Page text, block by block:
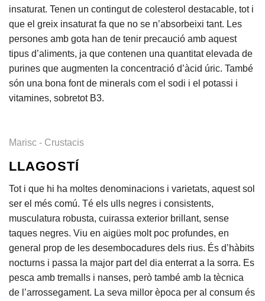
Marisc - Crustacis
LLAGOSTÍ
Tot i que hi ha moltes denominacions i varietats, aquest sol
ser el més comú. Té els ulls negres i consistents,
musculatura robusta, cuirassa exterior brillant, sense
taques negres. Viu en aigües molt poc profundes, en
general prop de les desembocadures dels rius. És d’hàbits
nocturns i passa la major part del dia enterrat a la sorra. Es
pesca amb tremalls i nanses, però també amb la tècnica
de l’arrossegament. La seva millor època per al consum és
insaturat. Tenen un contingut de colesterol destacable, tot i
que el greix insaturat fa que no se n’absorbeixi tant. Les
persones amb gota han de tenir precaució amb aquest
tipus d’aliments, ja que contenen una quantitat elevada de
purines que augmenten la concentració d’àcid úric. També
són una bona font de minerals com el sodi i el potassi i
vitamines, sobretot B3.